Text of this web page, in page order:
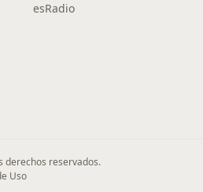
esRadio
derechos reservados.
Uso